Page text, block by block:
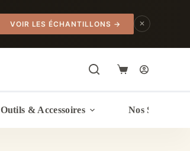
VOIR LES ÉCHANTILLONS → ✕
Panier
Outils & Accessoires Nos Services